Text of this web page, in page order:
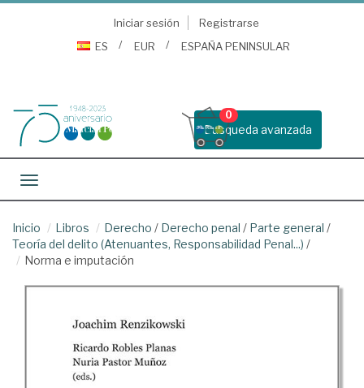
Iniciar sesión
Registrarse
ES
EUR ESPAÑA PENINSULAR
Busqueda avanzada
0
Toggle navigation
Inicio Libros Derecho / Derecho penal / Parte general /
Teoría del delito (Atenuantes, Responsabilidad Penal...) /
Norma e imputación